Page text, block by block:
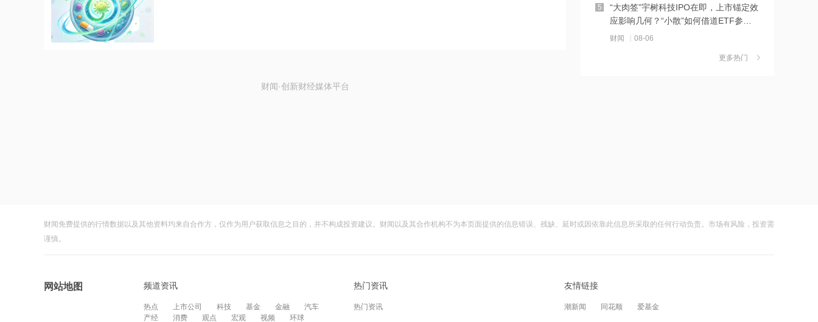
财闻·创新财经媒体平台
21:16
摩根大通增持天岳先进27.46万股 每股
以“芯”技术加速具身智能跃迁
21:07
“大肉签”宇树科技IPO在即，上市锚定效
应影响几何？“小散”如何借道ETF参
与？
财闻 08-06
5
茉莉奶白陷降薪罗生门，当事人称：公
大涨152%！哈啰、美团单车“好伙伴”登
10
更多热门
财闻免费提供的行情数据以及其他资料均来自合作方，仅作为用户获取信息之目的，并不构成投资建议。财闻以及其合作机构不为本页面提供的信息错误、残缺、延时或因依靠此信息所采取的任何行动负责。市场有风险，投资需
谨慎。
网站地图 频道资讯
热点 上市公司 科技 基金 金融
汽车
产经
消费 观点 宏观 视频 环球
热门资讯
热门资讯
友情链接
潮新闻 同花顺 爱基金